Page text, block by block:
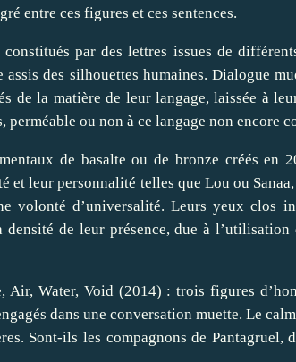
entre ces figures et ces sentences.
par des lettres issues de
des silhouettes humaines. Dialogue
de la matière de leur langage, laissée à
ou non à ce langage non encore
de basalte ou de bronze créés en
et leur personnalité telles que Lou ou
volonté d’universalité. Leurs yeux clos
de leur présence, due à
Air, Water, Void (2014) : trois figures
dans une conversation muette. Le
Sont-ils les compagnons de Pantagruel,